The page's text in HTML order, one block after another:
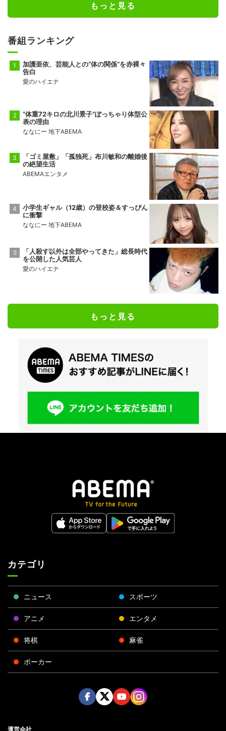
もっと見る
番組ランキング
加護亜依、芸能人との“体の関係”を赤裸々
告白
愛のハイエナ
“体重72キロの北川景子”ぽっちゃり体型公
表の理由
ななにー 地下ABEMA
「ゴミ屋敷」「孤独死」布川敏和の離婚後
の絶望生活
ABEMAエンタメ
小学生ギャル（12歳）の登校姿＆すっぴん
に衝撃
ななにー 地下ABEMA
「人殺す以外は全部やってきた」総長時代
を公開した人気芸人
愛のハイエナ
もっと見る
カテゴリ
ニュース スポーツ
アニメ エンタメ
将棋 麻雀
ポーカー
運営会社